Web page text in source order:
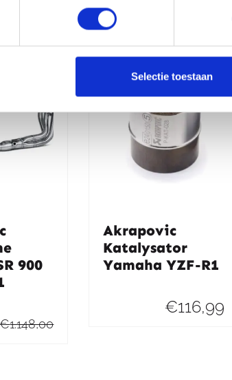
Selectie toestaan
900
€1.148,00
Akrapovic
Katalysator
Yamaha YZF-R1
€116,99